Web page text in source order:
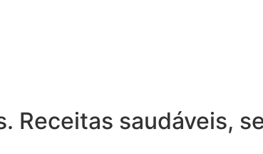
saudáveis,